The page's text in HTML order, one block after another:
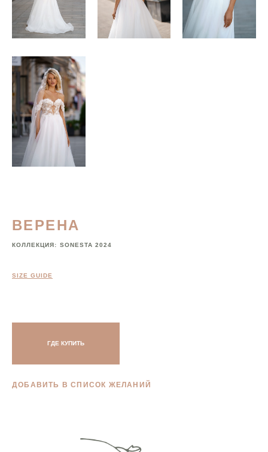
ВЕРЕНА
КОЛЛЕКЦИЯ: SONESTA 2024
SIZE GUIDE
ГДЕ КУПИТЬ
ДОБАВИТЬ В СПИСОК ЖЕЛАНИЙ